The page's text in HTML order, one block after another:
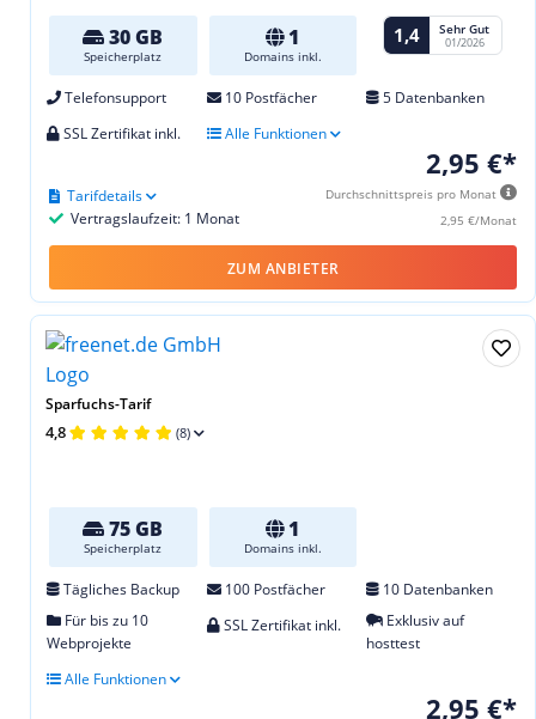
30 GB
Speicherplatz
1
Domains inkl.
1,4 Sehr Gut
01/2026
Telefonsupport 10 Postfächer
5 Datenbanken
SSL Zertifikat inkl.
Alle Funktionen
2,95 €*
Durchschnittspreis pro Monat
2,95 €/Monat
Vertragslaufzeit: 1 Monat
Tarifdetails
ZUM ANBIETER
Sparfuchs-Tarif
4,8 (8)
75 GB
Speicherplatz
1
Domains inkl.
Tägliches Backup 100 Postfächer
10 Datenbanken
Für bis zu 10
Webprojekte
SSL Zertifikat inkl.
Exklusiv auf
hosttest
Alle Funktionen
2,95 €*